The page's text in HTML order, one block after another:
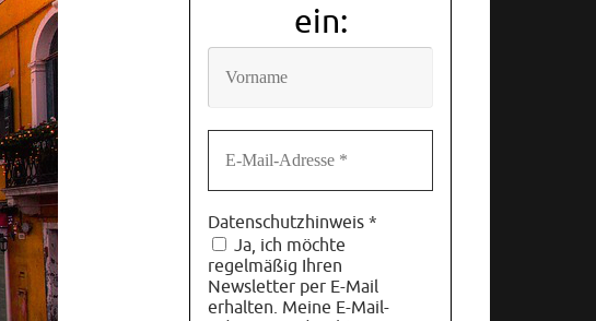
ein:
Datenschutzhinweis *
Ja, ich möchte
regelmäßig Ihren
Newsletter per E-Mail
erhalten. Meine E-Mail-